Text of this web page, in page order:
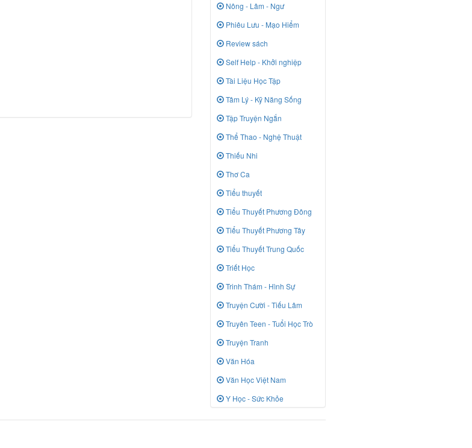
Nông - Lâm - Ngư
Phiêu Lưu - Mạo Hiểm
Review sách
Self Help - Khởi nghiệp
Tài Liệu Học Tập
Tâm Lý - Kỹ Năng Sống
Tập Truyện Ngắn
Thể Thao - Nghệ Thuật
Thiếu Nhi
Thơ Ca
Tiểu thuyết
Tiểu Thuyết Phương Đông
Tiểu Thuyết Phương Tây
Tiểu Thuyết Trung Quốc
Triết Học
Trinh Thám - Hình Sự
Truyện Cười - Tiếu Lâm
Truyên Teen - Tuổi Học Trò
Truyện Tranh
Văn Hóa
Văn Học Việt Nam
Y Học - Sức Khỏe